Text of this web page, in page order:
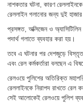
নাশকতার ঘটনা, কারণ
রেললাইন গলানোর জন্য দুই হাজার
প্রসঙ্গত, অক্সিজেন ও অ্যাসিটিলিন
পদার্থ গলাতে ব্যবহার করা হয়।
তবে এ ঘটনার পর দেশজুড়ে বিস্তৃত
এবং রেল কর্মকর্তারা বলছেন এ
রেলওয়ে পুলিশের অতিরিক্ত
রেললাইনকে নিরাপদ রাখতে রেল
সেই আলোকেই রেলওয়ে পুলিশ